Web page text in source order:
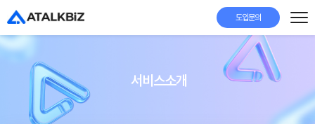
도입문의
서비스소개